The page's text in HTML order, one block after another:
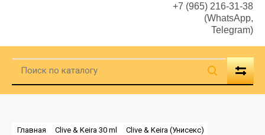
+7 (965) 216-31-38
(WhatsApp,
Telegram)
Главная Clive & Keira 30 ml
Clive & Keira (Унисекс)